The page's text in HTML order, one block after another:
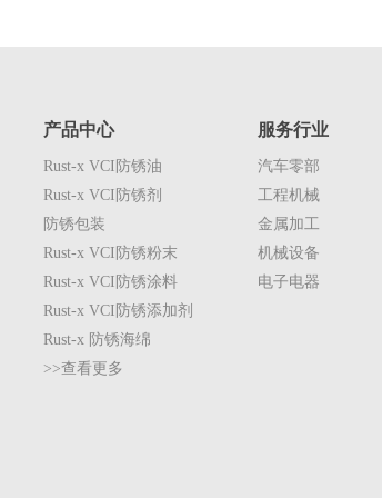
产品中心
Rust-x VCI防锈油
Rust-x VCI防锈剂
防锈包装
Rust-x VCI防锈粉末
Rust-x VCI防锈涂料
Rust-x VCI防锈添加剂
Rust-x 防锈海绵
>>查看更多
服务行业
汽车零部
工程机械
金属加工
机械设备
电子电器